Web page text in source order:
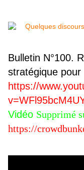
Bulletin N°100.
stratégique
https://
Vidéo Supprimé
https://